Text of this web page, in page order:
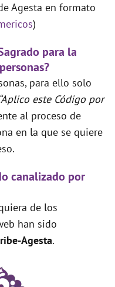
Agesta en formato
)
para la
para ello solo
“Aplico este Código por
al proceso de
en la que se quiere
canalizado por
de los
han sido
Agesta.